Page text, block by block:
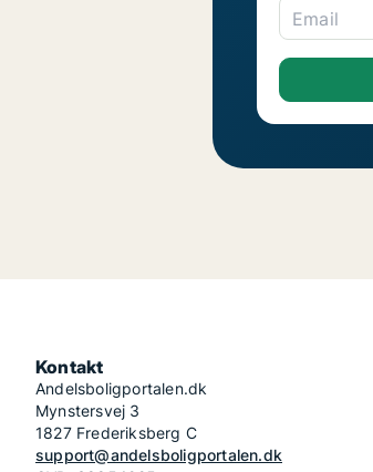
Email
Kontakt
Andelsboligportalen.dk
Mynstersvej 3
1827 Frederiksberg C
support@andelsboligportalen.dk